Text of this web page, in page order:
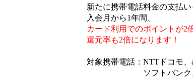
新たに携帯電話料金の支払い
入会月から1年間、
カード利用でのポイントが2
還元率も2倍になります！
対象携帯電話：NTTドコモ、
ソフトバンク、ワ